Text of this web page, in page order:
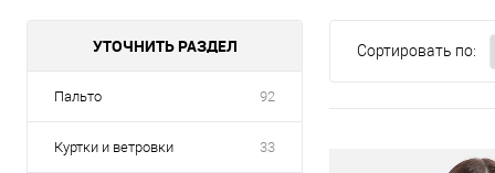
УТОЧНИТЬ РАЗДЕЛ
Пальто 92
Куртки и ветровки 33
Сортировать по: